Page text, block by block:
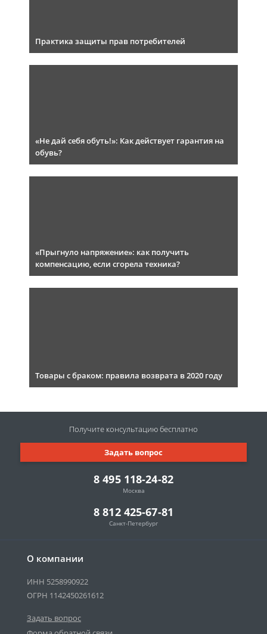
Практика защиты прав потребителей
«Не дай себя обуть!»: Как действует гарантия на
обувь?
«Прыгнуло напряжение»: как получить
компенсацию, если сгорела техника?
Товары с браком: правила возврата в 2020 году
О компании
ИНН 5258990922
ОГРН 1142450261612
Задать вопрос
8 495 118-24-82
Москва
8 812 425-67-81
Санкт-Петербург
Задать вопрос
Получите консультациюбесплатно